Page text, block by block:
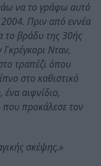
να το γράφω αυτό
Πριν από εννέα
το βράδυ της 30ής
Νταν,
τραπέζι όπου
στο καθιστικό
αιφνίδιο,
που προκάλεσε τον
σκέψης.»